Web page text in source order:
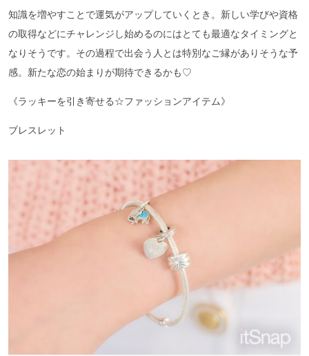
知識を増やすことで運気がアップしていくとき。新しい学びや資格
の取得などにチャレンジし始めるのにはとても最適なタイミングと
なりそうです。その過程で出会う人とは特別なご縁がありそうな予
感。新たな恋の始まりが期待できるかも♡
《ラッキーを引き寄せる☆ファッションアイテム》
ブレスレット